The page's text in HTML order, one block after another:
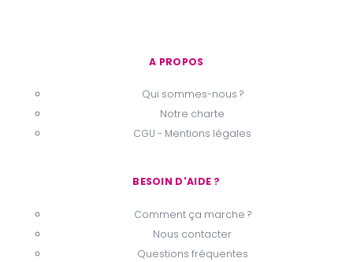
A PROPOS
Qui sommes-nous ?
Notre charte
CGU - Mentions légales
BESOIN D'AIDE ?
Comment ça marche ?
Nous contacter
Questions fréquentes